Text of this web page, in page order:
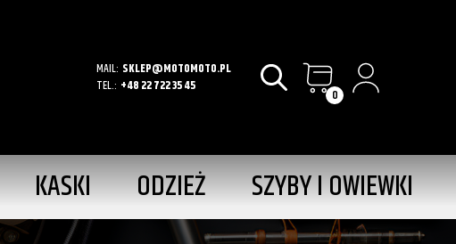
MAIL: SKLEP@MOTOMOTO.PL
TEL.: +48 22 722 35 45 0
KASKI ODZIEŻ SZYBY I OWIEWKI